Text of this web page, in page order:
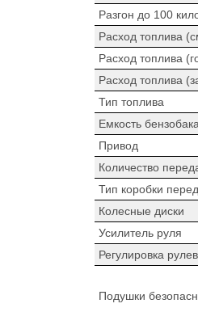
Разгон до 100
Расход топлива
Расход топлива
Расход топлива
Тип топлива
Емкость
Привод
Количество
Тип коробки
Колесные диски
Усилитель руля
Регулировка
Подушки